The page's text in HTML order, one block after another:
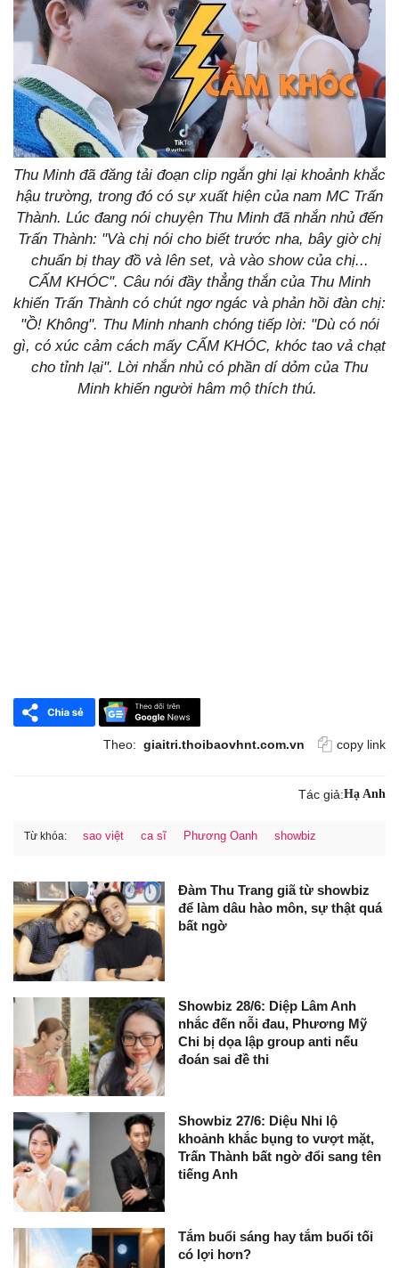
Thu Minh đã đăng tải đoạn clip ngắn ghi lại khoảnh khắc
hậu trường, trong đó có sự xuất hiện của nam MC Trấn
Thành. Lúc đang nói chuyện Thu Minh đã nhắn nhủ đến
Trấn Thành: "Và chị nói cho biết trước nha, bây giờ chị
chuẩn bị thay đồ và lên set, và vào show của chị...
CẤM KHÓC". Câu nói đầy thẳng thắn của Thu Minh
khiến Trấn Thành có chút ngơ ngác và phản hồi đàn chị:
"Ồ! Không". Thu Minh nhanh chóng tiếp lời: "Dù có nói
gì, có xúc cảm cách mấy CẤM KHÓC, khóc tao vả chạt
cho tỉnh lại". Lời nhắn nhủ có phần dí dỏm của Thu
Minh khiến người hâm mộ thích thú.
Theo: giaitri.thoibaovhnt.com.vn copy link
Tác giả:Hạ Anh
Từ khóa: sao việt ca sĩ Phương Oanh showbiz
Đàm Thu Trang giã từ showbiz
để làm dâu hào môn, sự thật quá
bất ngờ
Showbiz 28/6: Diệp Lâm Anh
nhắc đến nỗi đau, Phương Mỹ
Chi bị dọa lập group anti nếu
đoán sai đề thi
Showbiz 27/6: Diệu Nhi lộ
khoảnh khắc bụng to vượt mặt,
Trấn Thành bất ngờ đổi sang tên
tiếng Anh
Tắm buổi sáng hay tắm buổi tối
có lợi hơn?